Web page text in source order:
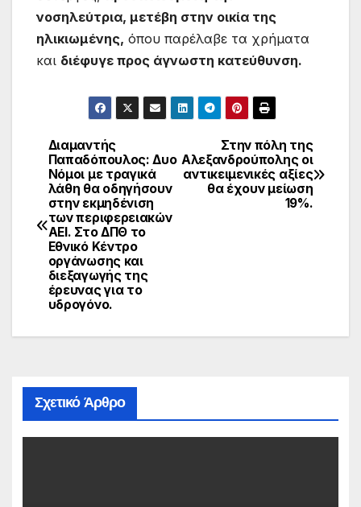
νοσηλεύτρια, μετέβη στην οικία της
ηλικιωμένης, όπου παρέλαβε τα χρήματα
και διέφυγε προς άγνωστη κατεύθυνση.
Πλοήγηση
άρθρων
Στην πόλη της
Αλεξανδρούπολης οι
αντικειμενικές αξίες
θα έχουν μείωση
19%.
Διαμαντής
Παπαδόπουλος: Δυο
Νόμοι με τραγικά
λάθη θα οδηγήσουν
στην εκμηδένιση
των περιφερειακών
ΑΕΙ. Στο ΔΠΘ το
Εθνικό Κέντρο
οργάνωσης και
διεξαγωγής της
έρευνας για το
υδρογόνο.
Σχετικό Άρθρο